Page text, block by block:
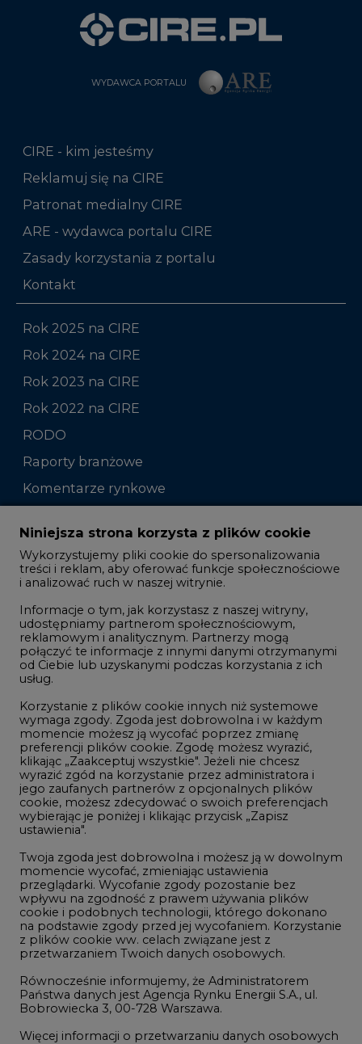
WYDAWCA PORTALU
CIRE - kim jesteśmy
Reklamuj się na CIRE
Patronat medialny CIRE
ARE - wydawca portalu CIRE
Zasady korzystania z portalu
Kontakt
Rok 2025 na CIRE
Rok 2024 na CIRE
Rok 2023 na CIRE
Rok 2022 na CIRE
RODO
Raporty branżowe
Komentarze rynkowe
Zmiany kadrowe na rynku
Studio CIRE
Rozmowy o energetyce
Gospodarka
Geopolityka
LTE450
Innowacje i AI
Telekomunikacja i IT
Handel emisjami CO2
Wodór
Górnictwo
Atom
Fotowoltaika
Offshore wind
Zielone samorządy
Zielona gospodarka
Niniejsza strona korzysta z plików cookie
Wykorzystujemy pliki cookie do spersonalizowania
treści i reklam, aby oferować funkcje społecznościowe
i analizować ruch w naszej witrynie.
Informacje o tym, jak korzystasz z naszej witryny,
udostępniamy partnerom społecznościowym,
reklamowym i analitycznym. Partnerzy mogą
połączyć te informacje z innymi danymi otrzymanymi
od Ciebie lub uzyskanymi podczas korzystania z ich
usług.
Korzystanie z plików cookie innych niż systemowe
wymaga zgody. Zgoda jest dobrowolna i w każdym
momencie możesz ją wycofać poprzez zmianę
preferencji plików cookie. Zgodę możesz wyrazić,
klikając „Zaakceptuj wszystkie". Jeżeli nie chcesz
wyrazić zgód na korzystanie przez administratora i
jego zaufanych partnerów z opcjonalnych plików
cookie, możesz zdecydować o swoich preferencjach
wybierając je poniżej i klikając przycisk „Zapisz
ustawienia".
Twoja zgoda jest dobrowolna i możesz ją w dowolnym
momencie wycofać, zmieniając ustawienia
przeglądarki. Wycofanie zgody pozostanie bez
wpływu na zgodność z prawem używania plików
cookie i podobnych technologii, którego dokonano
na podstawie zgody przed jej wycofaniem. Korzystanie
z plików cookie ww. celach związane jest z
przetwarzaniem Twoich danych osobowych.
Równocześnie informujemy, że Administratorem
Państwa danych jest Agencja Rynku Energii S.A., ul.
Bobrowiecka 3, 00-728 Warszawa.
Więcej informacji o przetwarzaniu danych osobowych